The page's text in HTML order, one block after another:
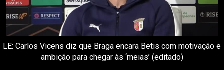
LE: Carlos Vicens diz que Braga encara Betis com motivação e
ambição para chegar às ‘meias’ (editado)